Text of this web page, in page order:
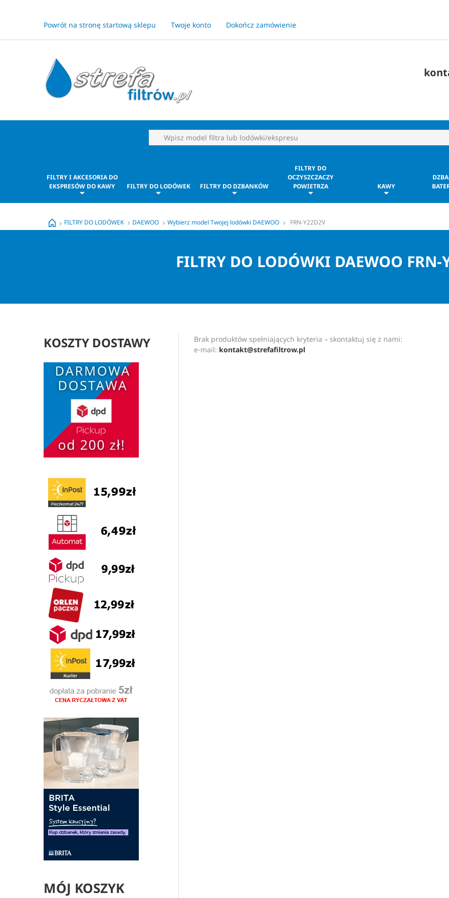
Powrót na stronę startową sklepu Twoje konto Dokończ zamówienie
FILTRY I AKCESORIA DO
EKSPRESÓW DO KAWY
FILTRY DO LODÓWEK FILTRY DO DZBANKÓW
FILTRY DO
OCZYSZCZACZY
POWIETRZA
KAWY
FILTRY DO LODÓWEK DAEWOO Wybierz model Twojej lodówki DAEWOO FRN-Y22D2V
FILTRY DO LODÓWKI DAEWOO FRN-
Brak produktów spełniających kryteria – skontaktuj się z nami:
e-mail: kontakt@strefafiltrow.pl
KOSZTY DOSTAWY
MÓJ KOSZYK